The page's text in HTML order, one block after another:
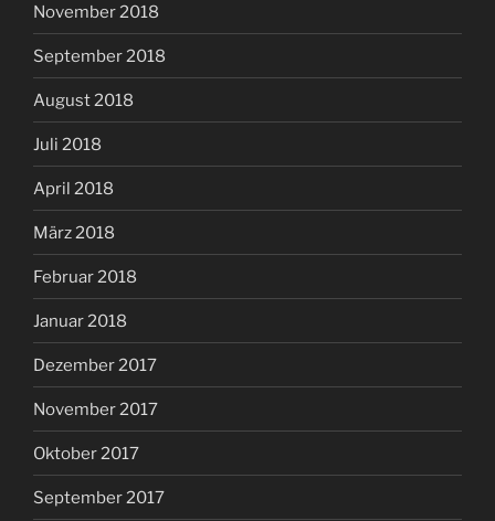
November 2018
September 2018
August 2018
Juli 2018
April 2018
März 2018
Februar 2018
Januar 2018
Dezember 2017
November 2017
Oktober 2017
September 2017